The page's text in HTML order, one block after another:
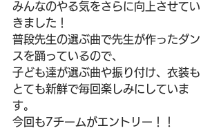
みんなのやる気をさらに向上させてい
きました！
普段先生の選ぶ曲で先生が作ったダン
スを踊っているので、
子ども達が選ぶ曲や振り付け、衣装も
とても新鮮で毎回楽しみにしていま
す。
今回も7チームがエントリー！！